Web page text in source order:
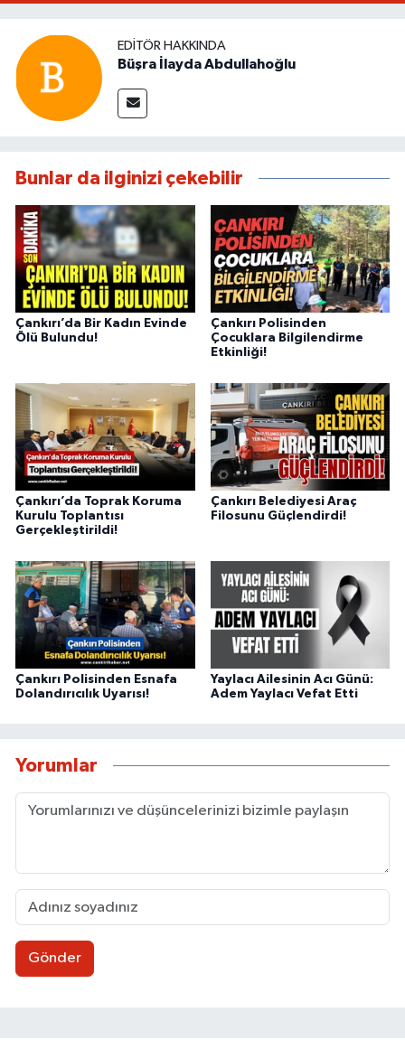
EDITÖR HAKKINDA
Büşra İlayda Abdullahoğlu
Bunlar da ilginizi çekebilir
Çankırı’da Bir Kadın Evinde
Ölü Bulundu!
Çankırı Polisinden
Çocuklara Bilgilendirme
Etkinliği!
Çankırı’da Toprak Koruma
Kurulu Toplantısı
Gerçekleştirildi!
Çankırı Belediyesi Araç
Filosunu Güçlendirdi!
Çankırı Polisinden Esnafa
Dolandırıcılık Uyarısı!
Yaylacı Ailesinin Acı Günü:
Adem Yaylacı Vefat Etti
Yorumlar
Gönder